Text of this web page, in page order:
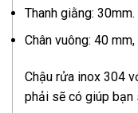
Thanh giằng: 30mm.
Chân vuông: 40
Chậu rửa inox 304
phải sẽ có giúp bạn